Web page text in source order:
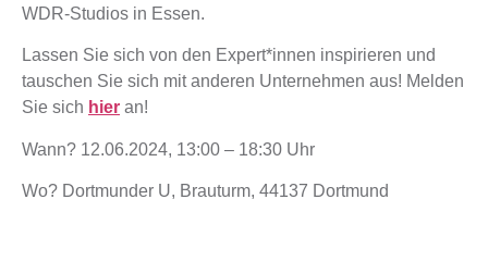
WDR-Studios in Essen.
Lassen Sie sich von den Expert*innen inspirieren und
tauschen Sie sich mit anderen Unternehmen aus! Melden
Sie sich hier an!
Wann? 12.06.2024, 13:00 – 18:30 Uhr
Wo? Dortmunder U, Brauturm, 44137 Dortmund